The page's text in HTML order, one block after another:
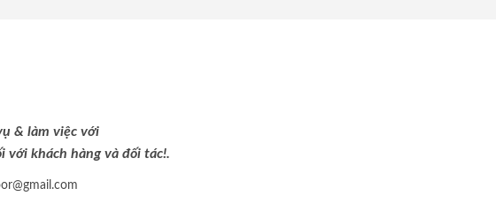
& làm việc với
với khách hàng và đối tác!.